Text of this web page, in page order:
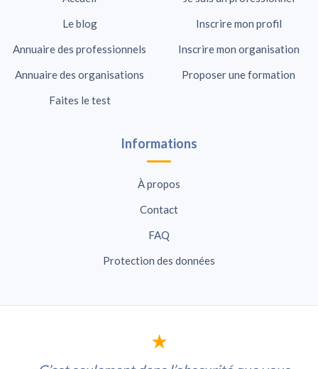
Le blog
Annuaire des professionnels
Annuaire des organisations
Faites le test
Inscrire mon profil
Inscrire mon organisation
Proposer une formation
Informations
À propos
Contact
FAQ
Protection des données
★